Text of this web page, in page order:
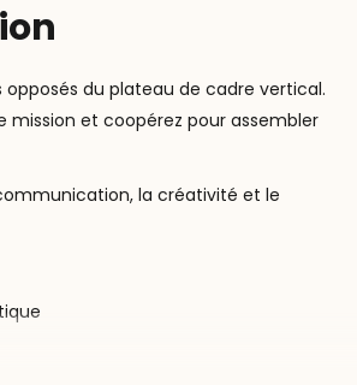
opposés du plateau de cadre vertical.
mission et coopérez pour assembler
la créativité et le